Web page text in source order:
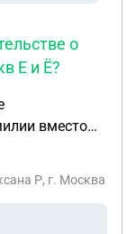
о
Е и Ё?
вместо
в акте
фамилия и
Р, г. Москва